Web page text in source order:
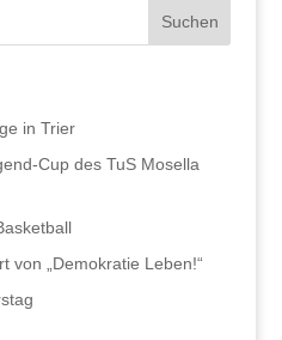
in Trier
Cup des TuS Mosella
von „Demokratie Leben!“